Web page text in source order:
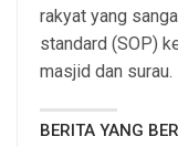
rakyat yang
standard (SOP)
masjid dan surau.
BERITA YANG